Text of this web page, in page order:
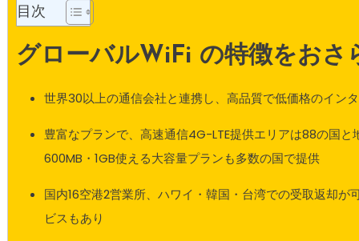
目次
グローバルWiFi の特徴をおさ
世界30以上の通信会社と連携し、高品質で低価格のイン
豊富なプランで、高速通信4G-LTE提供エリアは88の国と
600MB・1GB使える大容量プランも多数の国で提供
国内16空港2営業所、ハワイ・韓国・台湾での受取返却が
ビスもあり